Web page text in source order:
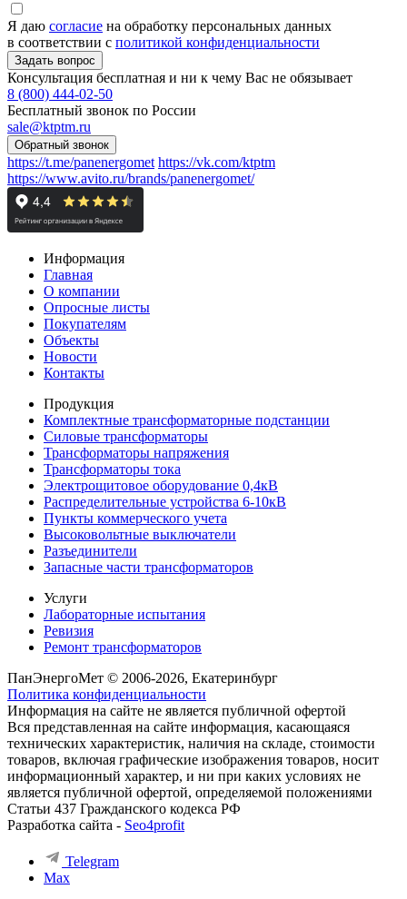
Я даю согласие на обработку персональных данных
в соответствии с политикой конфиденциальности
Консультация бесплатная и ни к чему Вас не обязывает
8 (800) 444-02-50
Бесплатный звонок по России
sale@ktptm.ru
https://t.me/panenergomet https://vk.com/ktptm
https://www.avito.ru/brands/panenergomet/
Информация
Главная
О компании
Опросные листы
Покупателям
Объекты
Новости
Контакты
Продукция
Комплектные трансформаторные подстанции
Силовые трансформаторы
Трансформаторы напряжения
Трансформаторы тока
Электрощитовое оборудование 0,4кВ
Распределительные устройства 6-10кВ
Пункты коммерческого учета
Высоковольтные выключатели
Разъединители
Запасные части трансформаторов
Услуги
Лабораторные испытания
Ревизия
Ремонт трансформаторов
ПанЭнергоМет © 2006-2026, Екатеринбург
Политика конфиденциальности
Информация на сайте не является публичной офертой
Вся представленная на сайте информация, касающаяся
технических характеристик, наличия на складе, стоимости
товаров, включая графические изображения товаров, носит
информационный характер, и ни при каких условиях не
является публичной офертой, определяемой положениями
Статьи 437 Гражданского кодекса РФ
Разработка сайта - Seo4profit
Telegram
Max